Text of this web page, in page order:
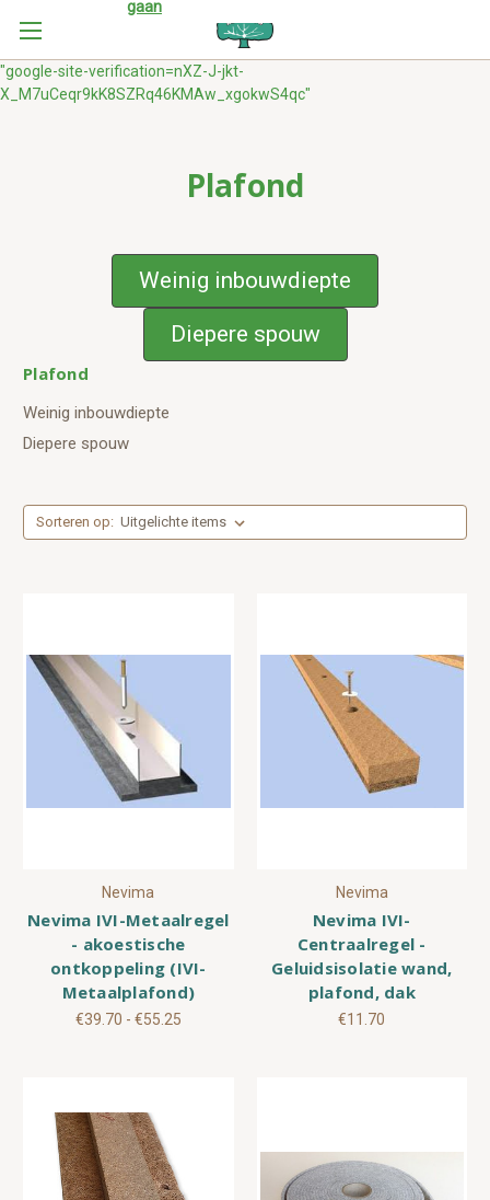
"google-site-verification=nXZ-J-jkt-
X_M7uCeqr9kK8SZRq46KMAw_xgokwS4qc"
gaan
Plafond
Weinig inbouwdiepte
Diepere spouw
Plafond
Weinig inbouwdiepte
Diepere spouw
Sorteren op:
Nevima
Nevima IVI-Metaalregel
- akoestische
ontkoppeling (IVI-
Metaalplafond)
€39.70 - €55.25
Nevima
Nevima IVI-
Centraalregel -
Geluidsisolatie wand,
plafond, dak
€11.70